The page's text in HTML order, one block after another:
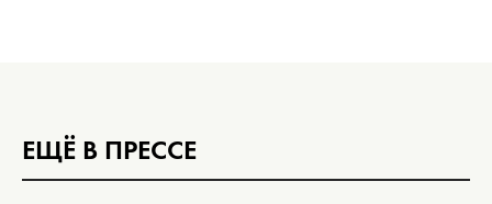
ЕЩЁ В ПРЕССЕ